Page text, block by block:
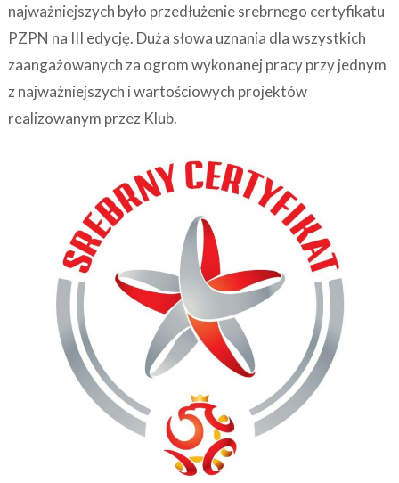
najważniejszych było przedłużenie srebrnego certyfikatu
PZPN na III edycję. Duża słowa uznania dla wszystkich
zaangażowanych za ogrom wykonanej pracy przy jednym
z najważniejszych i wartościowych projektów
realizowanym przez Klub.